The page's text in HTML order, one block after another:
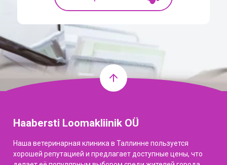
Haabersti Loomakliinik OÜ
Наша ветеринарная клиника в Таллинне пользуется
хорошей репутацией и предлагает доступные цены, что